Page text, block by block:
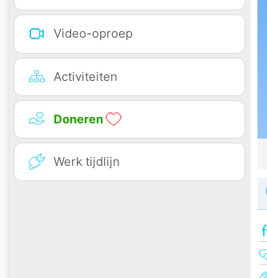
Video-oproep
Activiteiten
Doneren
Werk tijdlijn